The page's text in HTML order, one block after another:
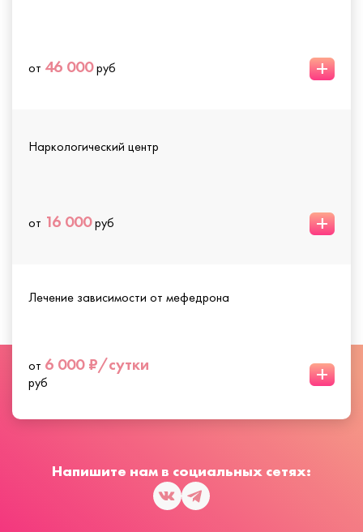
от 46 000руб +
Наркологический центр
от 16 000руб +
Лечение зависимости от мефедрона
от 6 000 ₽/сутки
руб +
Напишите нам в социальных сетях: